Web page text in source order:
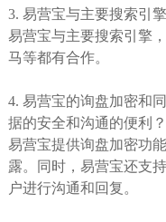
3. 易营宝与主要搜索引
易营宝与主要搜索引擎
马等都有合作。
4. 易营宝的询盘加密和
据的安全和沟通的便利？
易营宝提供询盘加密功
露。同时，易营宝还支
户进行沟通和回复。